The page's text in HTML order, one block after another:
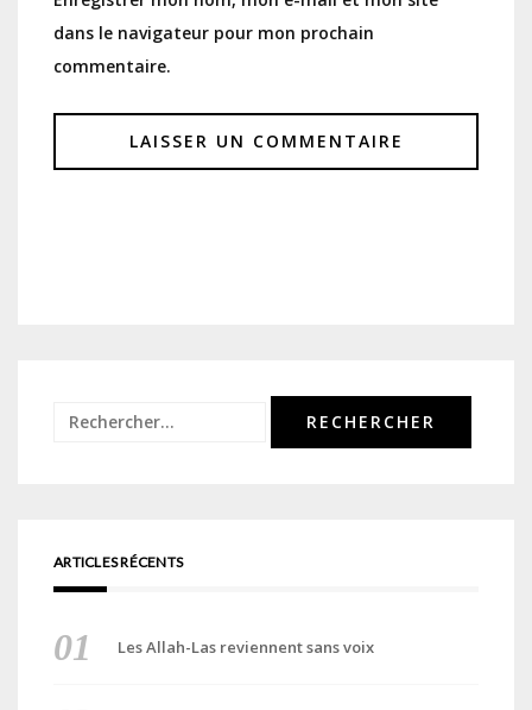
dans le navigateur pour mon prochain
commentaire.
Rechercher :
ARTICLES RÉCENTS
Les Allah-Las reviennent sans voix